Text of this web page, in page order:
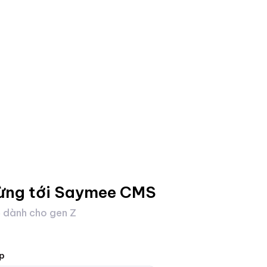
tới Saymee CMS
cho gen Z